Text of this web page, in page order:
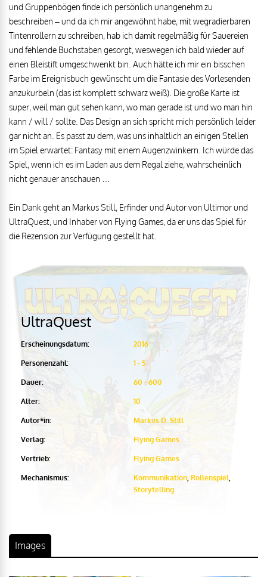
und Gruppenbögen finde ich persönlich unangenehm zu
beschreiben – und da ich mir angewöhnt habe, mit wegradierbaren
Tintenrollern zu schreiben, hab ich damit regelmäßig für Sauereien
und fehlende Buchstaben gesorgt, weswegen ich bald wieder auf
einen Bleistift umgeschwenkt bin. Auch hätte ich mir ein bisschen
Farbe im Ereignisbuch gewünscht um die Fantasie des Vorlesenden
anzukurbeln (das ist komplett schwarz weiß). Die große Karte ist
super, weil man gut sehen kann, wo man gerade ist und wo man hin
kann / will / sollte. Das Design an sich spricht mich persönlich leider
gar nicht an. Es passt zu dem, was uns inhaltlich an einigen Stellen
im Spiel erwartet: Fantasy mit einem Augenzwinkern. Ich würde das
Spiel, wenn ich es im Laden aus dem Regal ziehe, wahrscheinlich
nicht genauer anschauen …
Ein Dank geht an Markus Still, Erfinder und Autor von Ultimor und
UltraQuest, und Inhaber von Flying Games, da er uns das Spiel für
die Rezension zur Verfügung gestellt hat.
UltraQuest
Erscheinungsdatum: 2016
Personenzahl: 1 - 5
Dauer: 60 - 600
Alter: 10
Autor*in: Markus D. Still
Verlag: Flying Games
Vertrieb: Flying Games
Mechanismus: Kommunikation, Rollenspiel,
Storytelling
Images